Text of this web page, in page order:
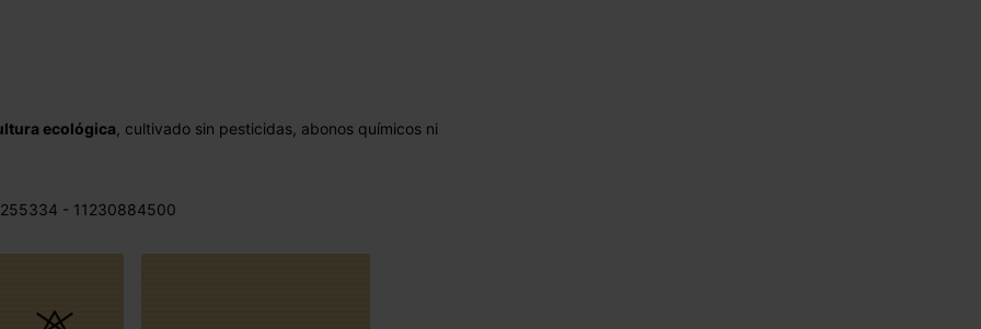
ecológica , cultivado sin pesticidas, abonos químicos ni
255334 - 11230884500